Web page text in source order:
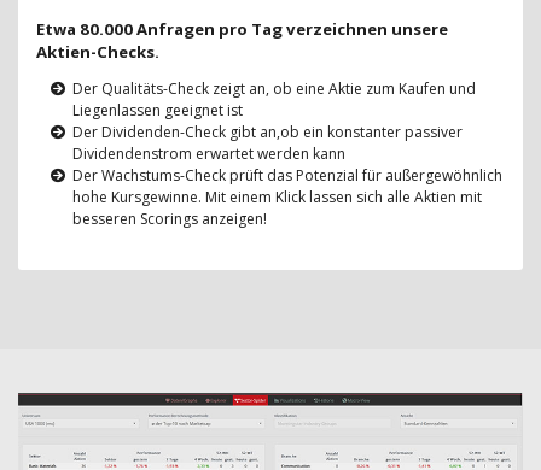
Etwa 80.000 Anfragen pro Tag verzeichnen unsere
Aktien-Checks.
Der Qualitäts-Check zeigt an, ob eine Aktie zum Kaufen und
Liegenlassen geeignet ist
Der Dividenden-Check gibt an,ob ein konstanter passiver
Dividendenstrom erwartet werden kann
Der Wachstums-Check prüft das Potenzial für außergewöhnlich
hohe Kursgewinne. Mit einem Klick lassen sich alle Aktien mit
besseren Scorings anzeigen!